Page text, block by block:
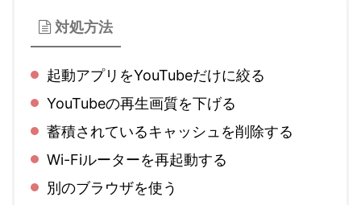
対処方法
起動アプリをYouTubeだけに絞る
YouTubeの再生画質を下げる
蓄積されているキャッシュを削除する
Wi-Fiルーターを再起動する
別のブラウザを使う